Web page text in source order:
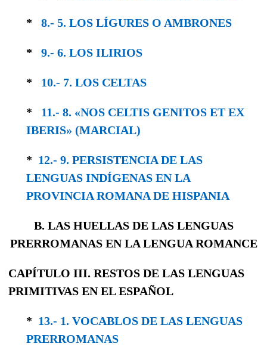
* 8.- 5. LOS LÍGURES O AMBRONES
* 9.- 6. LOS ILIRIOS
* 10.- 7. LOS CELTAS
* 11.- 8. «NOS CELTIS GENITOS ET EX
IBERIS» (MARCIAL)
* 12.- 9. PERSISTENCIA DE LAS
LENGUAS IN­DÍGENAS EN LA
PROVINCIA ROMANA DE HISPANIA
B. LAS HUELLAS DE LAS LENGUAS
PRERROMANAS EN LA LENGUA ROMANCE
CAPÍTULO III. RESTOS DE LAS LENGUAS
PRIMITIVAS EN EL ESPAÑOL
* 13.- 1. VOCABLOS DE LAS LENGUAS
PRERRO­MANAS